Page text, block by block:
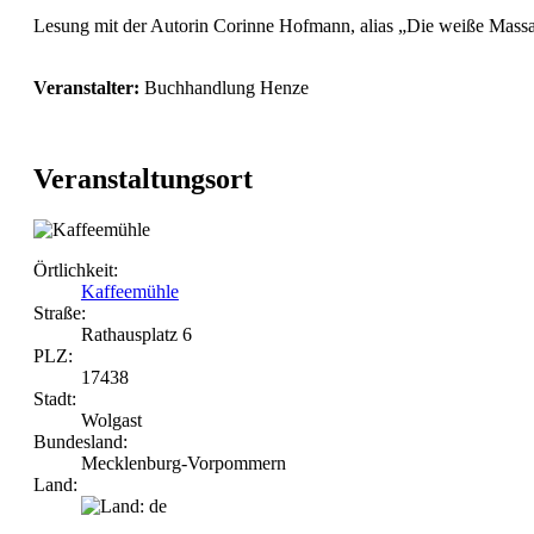
Lesung mit der Autorin Corinne Hofmann, alias „Die weiße
Veranstalter: Buchhandlung Henze
Veranstaltungsort
Örtlichkeit:
Kaffeemühle
Straße:
Rathausplatz 6
PLZ:
17438
Stadt:
Wolgast
Bundesland:
Mecklenburg-Vorpommern
Land: